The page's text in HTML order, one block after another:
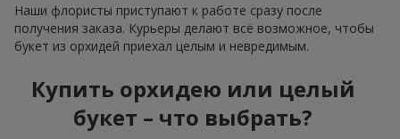
Наши флористы приступают к работе сразу после
получения заказа. Курьеры делают всё возможное, чтобы
букет из орхидей приехал целым и невредимым.
Купить орхидею или целый
букет – что выбрать?